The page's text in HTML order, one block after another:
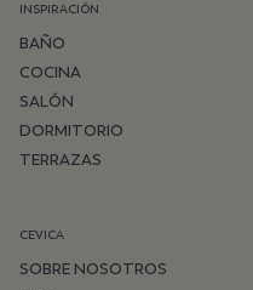
INSPIRACIÓN
BAÑO
COCINA
SALÓN
DORMITORIO
TERRAZAS
CEVICA
SOBRE NOSOTROS